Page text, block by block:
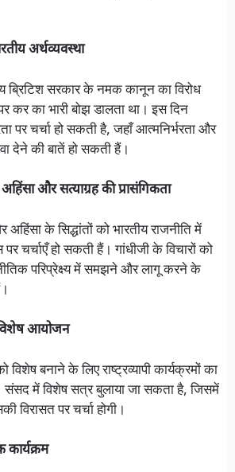
अर्थव्यवस्था
ब्रिटिश सरकार के नमक कानून का विरोध
कर का भारी बोझ डालता था। इस दिन
पर चर्चा हो सकती है, जहाँ आत्मनिर्भरता और
देने की बातें हो सकती हैं।
और सत्याग्रह की प्रासंगिकता
के सिद्धांतों को भारतीय राजनीति में
चर्चाएँ हो सकती हैं। गांधीजी के विचारों को
परिप्रेक्ष्य में समझने और लागू करने के
विशेष आयोजन
बनाने के लिए राष्ट्रव्यापी कार्यक्रमों का
में विशेष सत्र बुलाया जा सकता है, जिसमें
विरासत पर चर्चा होगी।
कार्यक्रम